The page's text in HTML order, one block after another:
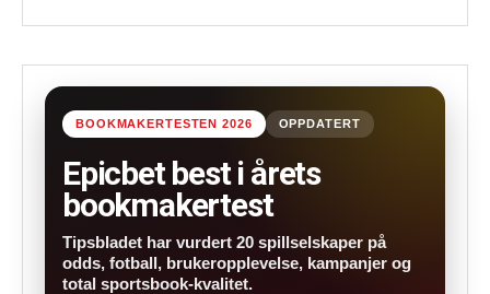
BOOKMAKERTESTEN 2026 OPPDATERT
Epicbet best i årets
bookmakertest
Tipsbladet har vurdert 20 spillselskaper på
odds, fotball, brukeropplevelse, kampanjer og
total sportsbook-kvalitet.